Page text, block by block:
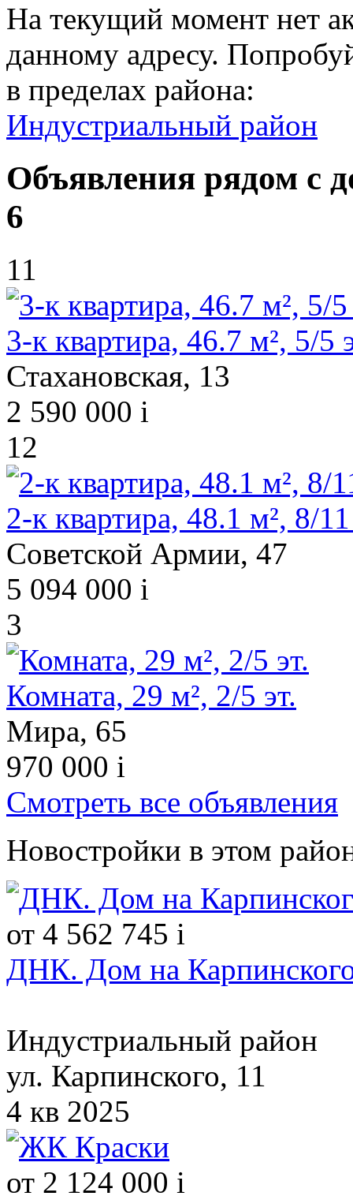
На текущий момент нет
данному адресу.
в пределах района:
Индустриальный район
Объявления рядом с
6
11
3-к квартира, 46.7 м², 5/5
Стахановская, 13
2 590 000 i
12
2-к квартира, 48.1 м², 8/11
Советской Армии, 47
5 094 000 i
3
Комната, 29 м², 2/5 эт.
Мира, 65
970 000 i
Смотреть все объявления
Новостройки в этом
от 4 562 745 i
ДНК. Дом на
Индустриальный район
ул. Карпинского, 11
4 кв 2025
от 2 124 000 i